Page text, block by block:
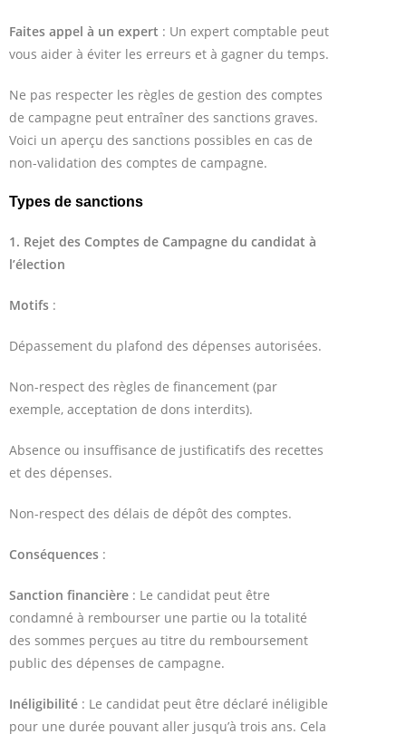
Faites appel à un expert : Un expert comptable peut
vous aider à éviter les erreurs et à gagner du temps.
Ne pas respecter les règles de gestion des comptes
de campagne peut entraîner des sanctions graves.
Voici un aperçu des sanctions possibles en cas de
non-validation des comptes de campagne.
Types de sanctions
1. Rejet des Comptes de Campagne du candidat à
l’élection
Motifs :
Dépassement du plafond des dépenses autorisées.
Non-respect des règles de financement (par
exemple, acceptation de dons interdits).
Absence ou insuffisance de justificatifs des recettes
et des dépenses.
Non-respect des délais de dépôt des comptes.
Conséquences :
Sanction financière : Le candidat peut être
condamné à rembourser une partie ou la totalité
des sommes perçues au titre du remboursement
public des dépenses de campagne.
Inéligibilité : Le candidat peut être déclaré inéligible
pour une durée pouvant aller jusqu’à trois ans. Cela